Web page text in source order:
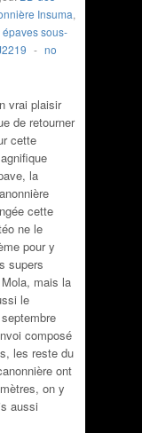
Insuma,
épaves sous-
- no
vrai plaisir
de retourner
cette
la
cette
ne le
pour y
supers
mais la
le
composé
les reste du
ont
on y
aussi